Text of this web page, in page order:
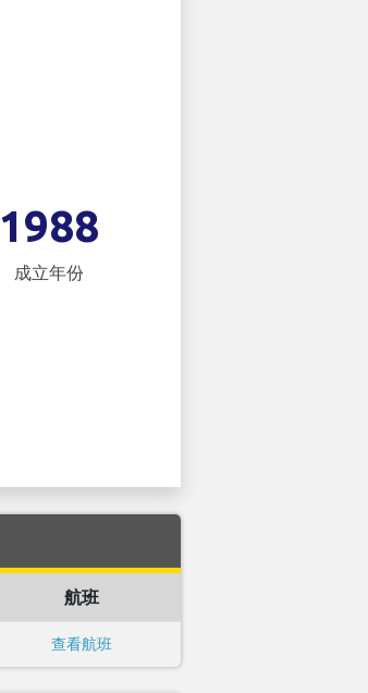
1988
成立年份
航班
查看航班